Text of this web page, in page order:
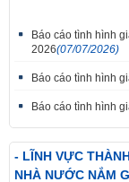
Báo cáo tình hình
2026(07/07/2026)
Báo cáo tình hình
Báo cáo tình hình
- LĨNH VỰC
NHÀ NƯỚC NẮM